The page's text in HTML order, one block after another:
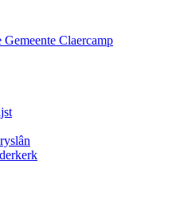
Gemeente Claercamp